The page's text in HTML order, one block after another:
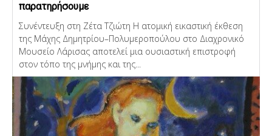
παρατηρήσουμε
Συνέντευξη στη Ζέτα Τζιώτη Η ατομική εικαστική έκθεση
της Μάχης Δημητρίου–Πολυμεροπούλου στο Διαχρονικό
Μουσείο Λάρισας αποτελεί μια ουσιαστική επιστροφή
στον τόπο της μνήμης και της...